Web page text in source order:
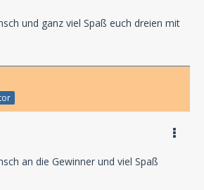
und ganz viel Spaß euch dreien mit
an die Gewinner und viel Spaß